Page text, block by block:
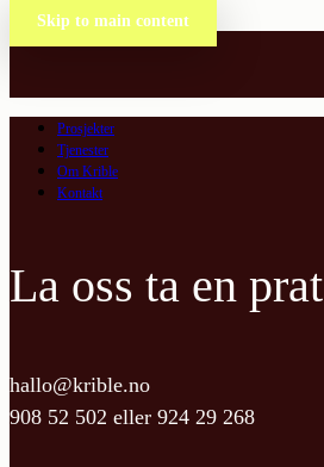
Skip to main content
Prosjekter
Tjenester
Om Krible
Kontakt
La oss ta en prat
hallo@krible.no
908 52 502 eller 924 29 268